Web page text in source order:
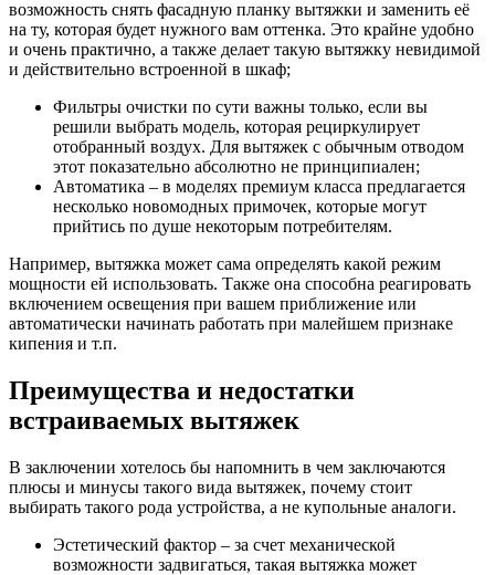
возможность снять фасадную планку вытяжки и заменить её
на ту, которая будет нужного вам оттенка. Это крайне удобно
и очень практично, а также делает такую вытяжку невидимой
и действительно встроенной в шкаф;
Фильтры очистки по сути важны только, если вы
решили выбрать модель, которая рециркулирует
отобранный воздух. Для вытяжек с обычным отводом
этот показательно абсолютно не принципиален;
Автоматика – в моделях премиум класса предлагается
несколько новомодных примочек, которые могут
прийтись по душе некоторым потребителям.
Например, вытяжка может сама определять какой режим
мощности ей использовать. Также она способна реагировать
включением освещения при вашем приближение или
автоматически начинать работать при малейшем признаке
кипения и т.п.
Преимущества и недостатки
встраиваемых вытяжек
В заключении хотелось бы напомнить в чем заключаются
плюсы и минусы такого вида вытяжек, почему стоит
выбирать такого рода устройства, а не купольные аналоги.
Эстетический фактор – за счет механической
возможности задвигаться, такая вытяжка может